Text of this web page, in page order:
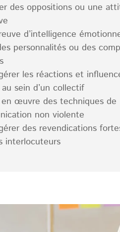
des oppositions ou une
d’intelligence
personnalités ou des
les réactions et
sein d’un collectif
œuvre des techniques de
non violente
des revendications
interlocuteurs